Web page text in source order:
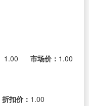
1.00 市场价： 1.00
折扣价： 1.00